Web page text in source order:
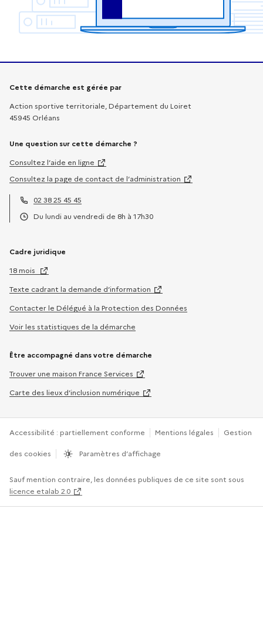
Informations sur la démarche
Cette démarche est gérée par
Action sportive territoriale, Département du Loiret
45945 Orléans
Une question sur cette démarche ?
Consultez l’aide en ligne
Consultez la page de contact de l’administration
Téléphone :
02 38 25 45 45
Du lundi au vendredi de 8h à 17h30
Cadre juridique
18 mois
Texte cadrant la demande d’information
Contacter le Délégué à la Protection des Données
Voir les statistiques de la démarche
Être accompagné dans votre démarche
Trouver une maison France Services
Carte des lieux d’inclusion numérique
Accessibilité : partiellement conforme Mentions légales Gestion
des cookies Paramètres d’affichage
Sauf mention contraire, les données publiques de ce site sont sous
licence etalab 2.0